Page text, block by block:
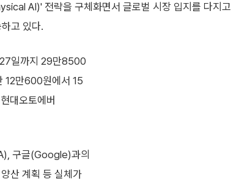
AI)' 전략을 구체화면서 글로벌 시장 입지를 다지고
고 있다.
일까지 29만8500
12만600원에서 15
대오토에버
구글(Google)과의
산 계획 등 실체가